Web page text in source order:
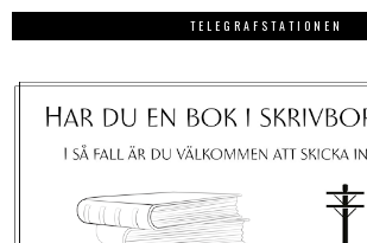
TELEGRAFSTATIONEN